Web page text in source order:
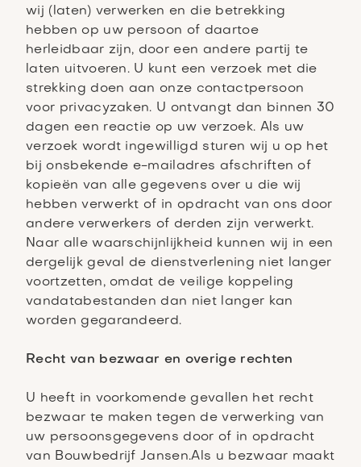
wij (laten) verwerken en die betrekking
hebben op uw persoon of daartoe
herleidbaar zijn, door een andere partij te
laten uitvoeren. U kunt een verzoek met die
strekking doen aan onze contactpersoon
voor privacyzaken. U ontvangt dan binnen 30
dagen een reactie op uw verzoek. Als uw
verzoek wordt ingewilligd sturen wij u op het
bij onsbekende e-mailadres afschriften of
kopieën van alle gegevens over u die wij
hebben verwerkt of in opdracht van ons door
andere verwerkers of derden zijn verwerkt.
Naar alle waarschijnlijkheid kunnen wij in een
dergelijk geval de dienstverlening niet langer
voortzetten, omdat de veilige koppeling
vandatabestanden dan niet langer kan
worden gegarandeerd.
Recht van bezwaar en overige rechten
U heeft in voorkomende gevallen het recht
bezwaar te maken tegen de verwerking van
uw persoonsgegevens door of in opdracht
van Bouwbedrijf Jansen.Als u bezwaar maakt